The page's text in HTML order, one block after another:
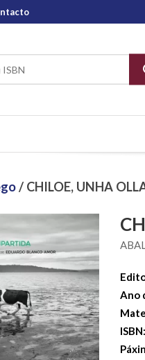
/ CHILOE, UNHA
Ano
ISBN: